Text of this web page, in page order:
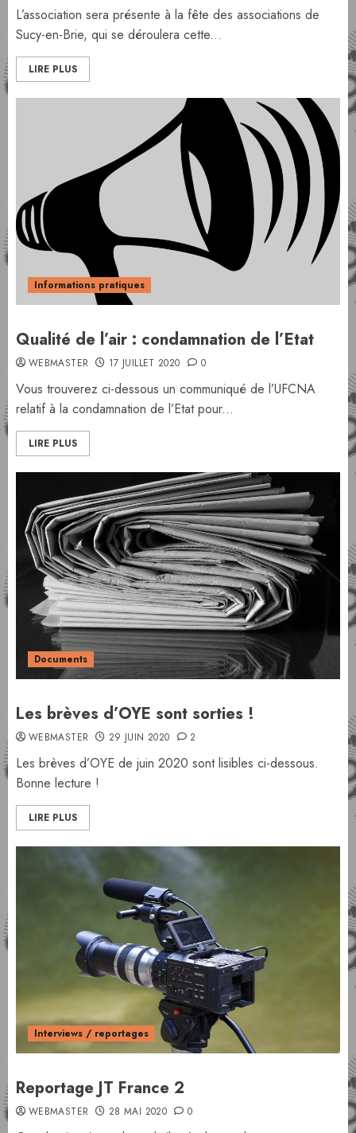
L’association sera présente à la fête des associations de
Sucy-en-Brie, qui se déroulera cette...
LIRE PLUS
Informations pratiques
Qualité de l’air : condamnation de l’Etat
WEBMASTER 17 JUILLET 2020 0
Vous trouverez ci-dessous un communiqué de l’UFCNA
relatif à la condamnation de l’Etat pour...
LIRE PLUS
Documents
Les brèves d’OYE sont sorties !
WEBMASTER 29 JUIN 2020 2
Les brèves d’OYE de juin 2020 sont lisibles ci-dessous.
Bonne lecture !
LIRE PLUS
Interviews / reportages
Reportage JT France 2
WEBMASTER 28 MAI 2020 0